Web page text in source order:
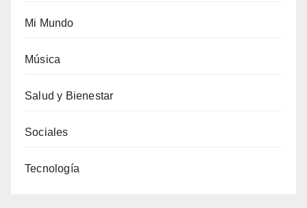
Mi Mundo
Música
Salud y Bienestar
Sociales
Tecnología